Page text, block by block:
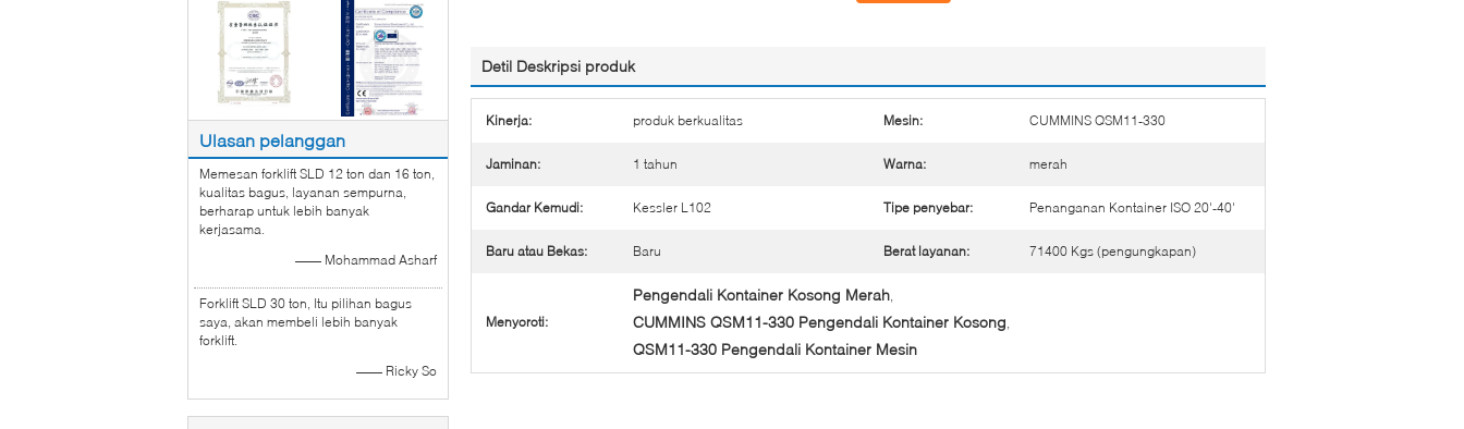
Ulasan pelanggan
Memesan forklift SLD 12 ton dan 16 ton,
kualitas bagus, layanan sempurna,
berharap untuk lebih banyak
kerjasama.
—— Mohammad Asharf
Forklift SLD 30 ton, Itu pilihan bagus
saya, akan membeli lebih banyak
forklift.
—— Ricky So
Detil Deskripsi produk
Kinerja: produk berkualitas Mesin: CUMMINS QSM11-330
Jaminan: 1 tahun Warna: merah
Gandar Kemudi: Kessler L102 Tipe penyebar: Penanganan Kontainer ISO 20'-40'
Baru atau Bekas: Baru Berat layanan: 71400 Kgs (pengungkapan)
Menyoroti:
Pengendali Kontainer Kosong Merah,
CUMMINS QSM11-330 Pengendali Kontainer Kosong,
QSM11-330 Pengendali Kontainer Mesin